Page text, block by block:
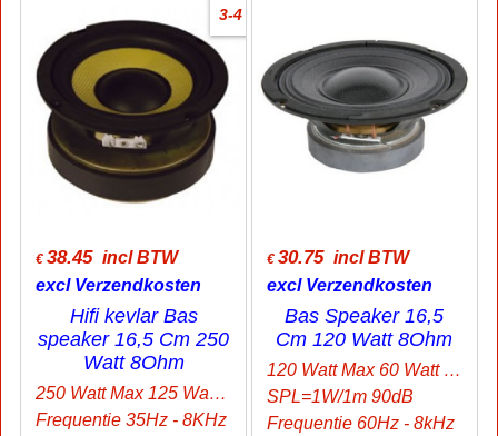
3-4
€ 38.45 incl BTW
excl Verzendkosten
Hifi kevlar Bas
speaker 16,5 Cm 250
Watt 8Ohm
250 Watt Max 125 Watt Rms
Frequentie 35Hz - 8KHz
€ 30.75 incl BTW
excl Verzendkosten
Bas Speaker 16,5
Cm 120 Watt 8Ohm
120 Watt Max 60 Watt Rms
SPL=1W/1m 90dB
Frequentie 60Hz - 8kHz